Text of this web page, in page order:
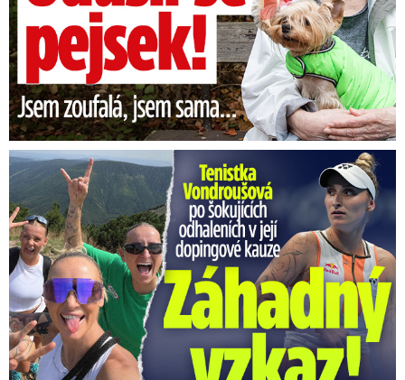
Elitní tým Tempus vyřešil
vraždu po 11 letech? Antonín
byl krutě popraven, poté ...
Vondroušová po šokujících odhaleních v kauze: Záhadný vzkaz!